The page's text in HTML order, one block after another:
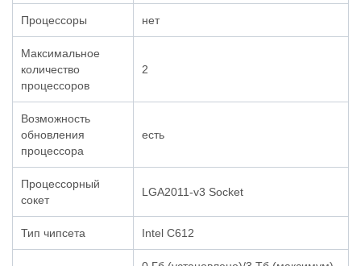
Процессоры нет
Максимальное
количество
процессоров
2
Возможность
обновления
процессора
есть
Процессорный
сокет
LGA2011-v3 Socket
Тип чипсета Intel C612